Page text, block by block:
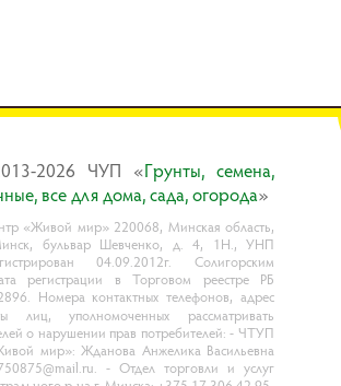
2026 ЧУП «Гpyнты, ceмeнa,
вce для дoмa, caдa, oгopoдa»
«Живой мир» 220068, Минская область,
бульвар Шевченко, д. 4, 1Н., УНП
04.09.2012г. Солигорским
регистрации в Торговом реестре РБ
Номера контактных телефонов, адрес
лиц, уполномоченных рассматривать
о нарушении прав потребителей: - ЧТУП
мир»: Жданова Анжелика Васильевна
- Отдел торговли и услуг